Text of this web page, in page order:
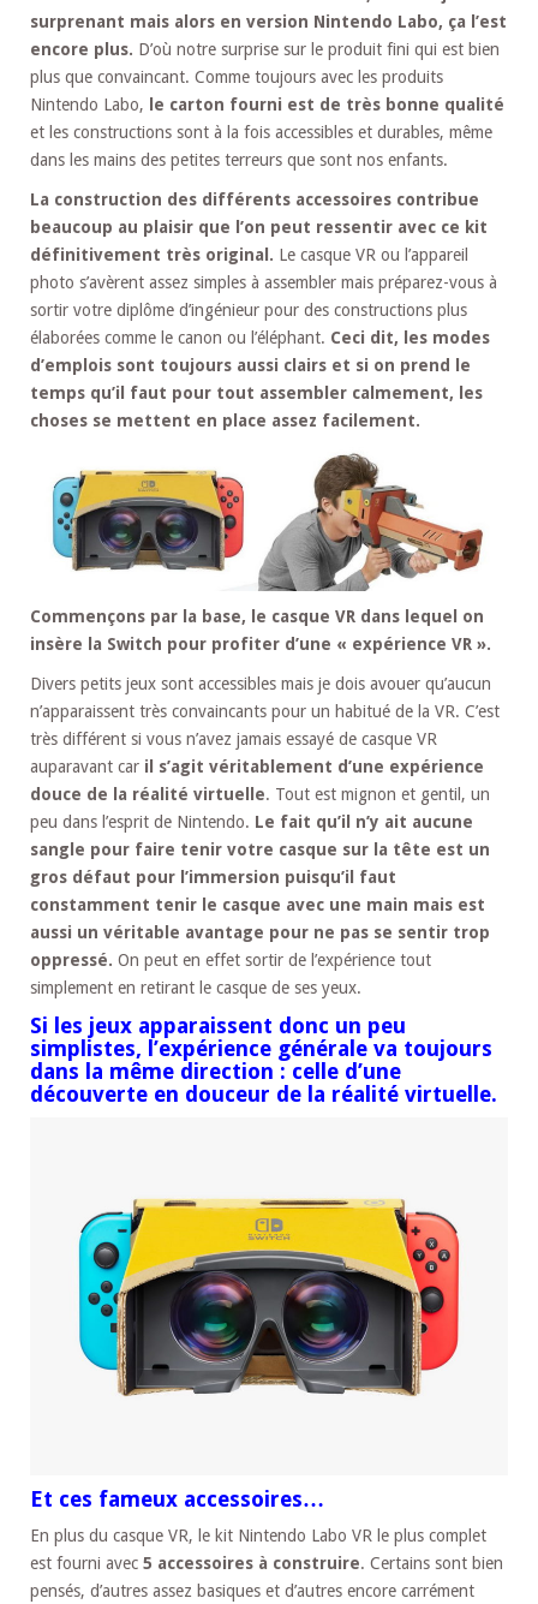
surprenant mais alors en version Nintendo Labo, ça l’est
encore plus. D’où notre surprise sur le produit fini qui est bien
plus que convaincant. Comme toujours avec les produits
Nintendo Labo,
le carton fourni est de très bonne qualité
et les constructions sont à la fois accessibles et durables, même
dans les mains des petites terreurs que sont nos enfants.
La construction des différents accessoires contribue
beaucoup au plaisir que l’on peut ressentir avec ce kit
définitivement très original. Le casque VR ou l’appareil
photo s’avèrent assez simples à assembler mais préparez-vous à
sortir votre diplôme d’ingénieur pour des constructions plus
élaborées comme le canon ou l’éléphant. Ceci dit, les modes
d’emplois sont toujours aussi clairs et si on prend le
temps qu’il faut pour tout assembler calmement, les
choses se mettent en place assez facilement.
Commençons par la base, le casque VR dans lequel on
insère la Switch pour profiter d’une « expérience VR ».
Divers petits jeux sont accessibles mais je dois avouer qu’aucun
n’apparaissent très convaincants pour un habitué de la VR. C’est
très différent si vous n’avez jamais essayé de casque VR
auparavant car il s’agit véritablement d’une expérience
douce de la réalité virtuelle. Tout est mignon et gentil, un
peu dans l’esprit de Nintendo. Le fait qu’il n’y ait aucune
sangle pour faire tenir votre casque sur la tête est un
gros défaut pour l’immersion puisqu’il faut
constamment tenir le casque avec une main mais est
aussi un véritable avantage pour ne pas se sentir trop
oppressé. On peut en effet sortir de l’expérience tout
simplement en retirant le casque de ses yeux.
Si les jeux apparaissent donc un peu
simplistes, l’expérience générale va toujours
dans la même direction : celle d’une
découverte en douceur de la réalité virtuelle.
Et ces fameux accessoires…
En plus du casque VR, le kit Nintendo Labo VR le plus complet
est fourni avec 5 accessoires à construire. Certains sont bien
pensés, d’autres assez basiques et d’autres encore carrément